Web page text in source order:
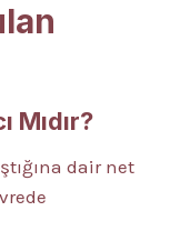
Mıdır?
dair net